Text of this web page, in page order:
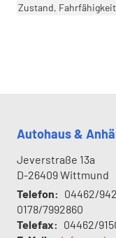
Zustand, Fahrfähigkeit
Autohaus &
Jeverstraße 13a
D-26409Wittmund
Telefon: 04462/
0178/7992860
Telefax: 04462/